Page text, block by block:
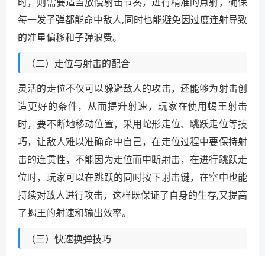
每一发子弹都能命中敌人,同时也能避免因过度连射导致
的准星偏移和子弹浪费。
（二）走位与射击的配合
灵活的走位不仅可以躲避敌人的攻击，还能够为射击创
造更好的条件，从而提升射速，玩家在使用蝎王射击
时，要不断地移动位置，采用蛇形走位、跳跃走位等技
巧，让敌人难以准确命中自己，在走位过程中要保持射
击的连贯性，不能因为走位而中断射击，在进行跳跃走
位时，玩家可以在跳跃的同时按下射击键，在空中也能
持续对敌人进行攻击，这样既保证了自身的生存,又提高
了蝎王的射速和输出效率。
（三）快速换弹技巧